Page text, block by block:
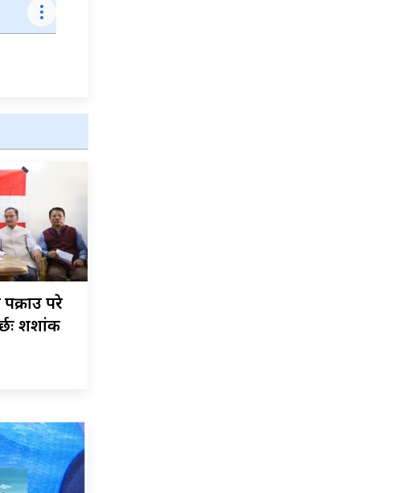
परे
शशांक